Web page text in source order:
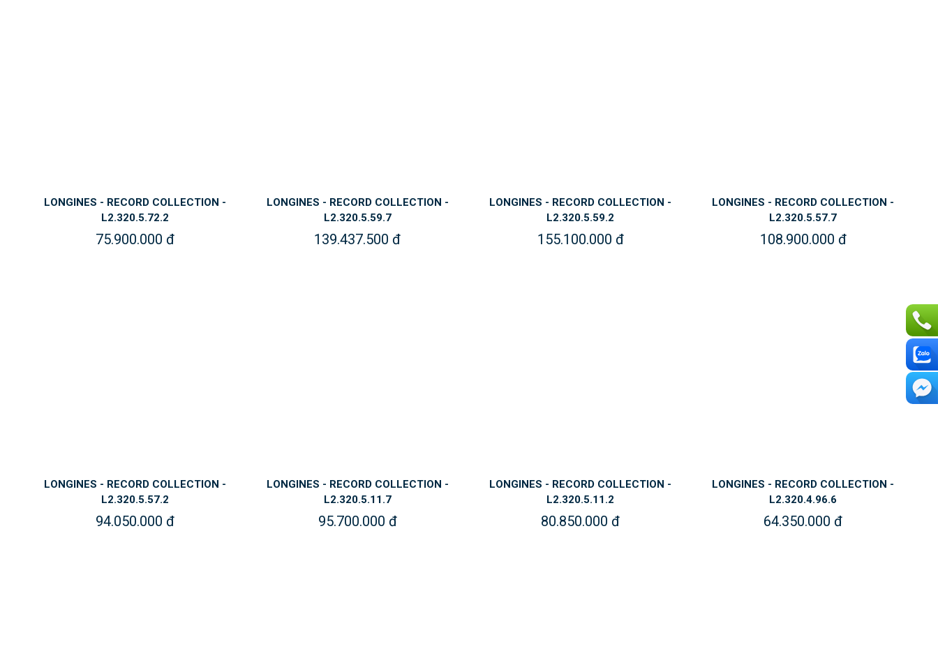
LONGINES - RECORD COLLECTION -
L2.320.5.72.2
75.900.000 đ
LONGINES - RECORD COLLECTION -
L2.320.5.59.7
139.437.500 đ
LONGINES - RECORD COLLECTION -
L2.320.5.59.2
155.100.000 đ
LONGINES - RECORD COLLECTION -
L2.320.5.57.7
108.900.000 đ
LONGINES - RECORD COLLECTION -
L2.320.5.57.2
94.050.000 đ
LONGINES - RECORD COLLECTION -
L2.320.5.11.7
95.700.000 đ
LONGINES - RECORD COLLECTION -
L2.320.5.11.2
80.850.000 đ
LONGINES - RECORD COLLECTION -
L2.320.4.96.6
64.350.000 đ